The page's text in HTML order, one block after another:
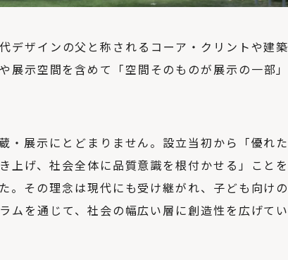
デザインの父と称されるコーア・クリントや建築
展示空間を含めて「空間そのものが展示の一部」
・展示にとどまりません。設立当初から「優れた
上げ、社会全体に品質意識を根付かせる」ことを
。その理念は現代にも受け継がれ、子ども向けの
ムを通じて、社会の幅広い層に創造性を広げてい